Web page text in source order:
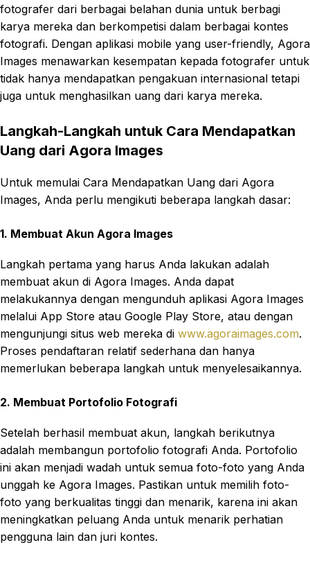
fotografer dari berbagai belahan dunia untuk berbagi
karya mereka dan berkompetisi dalam berbagai kontes
fotografi. Dengan aplikasi mobile yang user-friendly, Agora
Images menawarkan kesempatan kepada fotografer untuk
tidak hanya mendapatkan pengakuan internasional tetapi
juga untuk menghasilkan uang dari karya mereka.
Langkah-Langkah untuk Cara Mendapatkan
Uang dari Agora Images
Untuk memulai Cara Mendapatkan Uang dari Agora
Images, Anda perlu mengikuti beberapa langkah dasar:
1. Membuat Akun Agora Images
Langkah pertama yang harus Anda lakukan adalah
membuat akun di Agora Images. Anda dapat
melakukannya dengan mengunduh aplikasi Agora Images
melalui App Store atau Google Play Store, atau dengan
mengunjungi situs web mereka di www.agoraimages.com.
Proses pendaftaran relatif sederhana dan hanya
memerlukan beberapa langkah untuk menyelesaikannya.
2. Membuat Portofolio Fotografi
Setelah berhasil membuat akun, langkah berikutnya
adalah membangun portofolio fotografi Anda. Portofolio
ini akan menjadi wadah untuk semua foto-foto yang Anda
unggah ke Agora Images. Pastikan untuk memilih foto-
foto yang berkualitas tinggi dan menarik, karena ini akan
meningkatkan peluang Anda untuk menarik perhatian
pengguna lain dan juri kontes.